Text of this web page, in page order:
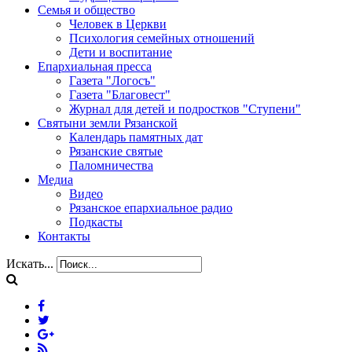
Семья и общество
Человек в Церкви
Психология семейных отношений
Дети и воспитание
Епархиальная пресса
Газета "Логосъ"
Газета "Благовест"
Журнал для детей и подростков "Ступени"
Святыни земли Рязанской
Календарь памятных дат
Рязанские святые
Паломничества
Медиа
Видео
Рязанское епархиальное радио
Подкасты
Контакты
Искать...